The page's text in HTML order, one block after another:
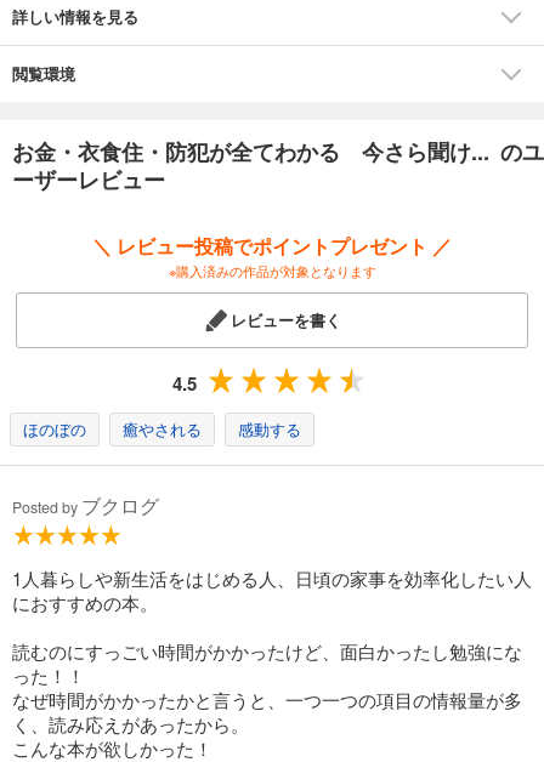
詳しい情報を見る
閲覧環境
お金・衣食住・防犯が全てわかる 今さら聞け... のユ
ーザーレビュー
＼ レビュー投稿でポイントプレゼント ／
※購入済みの作品が対象となります
レビューを書く
4.5
ほのぼの 癒やされる 感動する
Posted by ブクログ
1人暮らしや新生活をはじめる人、日頃の家事を効率化したい人
におすすめの本。
読むのにすっごい時間がかかったけど、面白かったし勉強にな
った！！
なぜ時間がかかったかと言うと、一つ一つの項目の情報量が多
く、読み応えがあったから。
こんな本が欲しかった！